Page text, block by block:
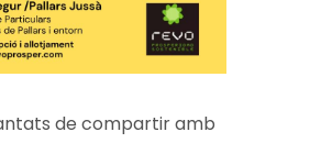
de compartir amb